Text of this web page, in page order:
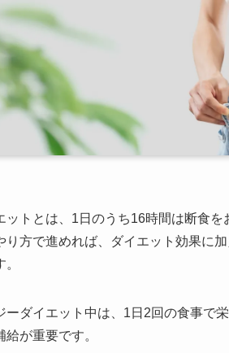
ットとは、1日のうち16時間は断食
り方で進めれば、ダイエット効果に
ーダイエット中は、1日2回の食事で
が重要です。